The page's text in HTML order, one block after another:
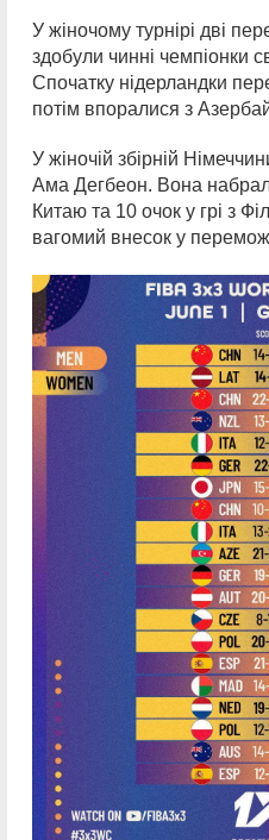
У жіночому турнірі дві
здобули чинні чемпіонки
Спочатку нідерландки
потім впоралися з
У жіночій збірній
Ама Дегбеон. Вона
Китаю та 10 очок у грі з
вагомий внесок у